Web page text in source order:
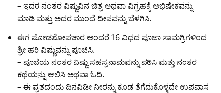
– ಇದರ ನಂತರ ವಿಷ್ಣುವಿನ ಚಿತ್ರ ಅಥವಾ ವಿಗ್ರಹಕ್ಕೆ ಅಭಿಷೇಕವನ್ನು
ಮಾಡಿ ಮತ್ತು ಅದರ ಮುಂದೆ ದೀಪವನ್ನು ಬೆಳಗಿಸಿ.
ಈಗ ಷೋಡಶೋಪಚಾರ ಅಂದರೆ 16 ವಿಧದ ಪೂಜಾ ಸಾಮಗ್ರಿಗಳಿಂದ
ಶ್ರೀ ಹರಿ ವಿಷ್ಣುವನ್ನು ಪೂಜಿಸಿ.
– ಪೂಜೆಯ ನಂತರ ವಿಷ್ಣು ಸಹಸ್ರನಾಮವನ್ನು ಪಠಿಸಿ ಮತ್ತು ನಂತರ
ಕಥೆಯನ್ನು ಆಲಿಸಿ ಅಥವಾ ಓದಿ.
– ಈ ವ್ರತದಂದು ದಿನವಿಡೀ ನೀರನ್ನು ಕೂಡ ತೆಗೆದುಕೊಳ್ಳದೇ ಉಪವಾಸ